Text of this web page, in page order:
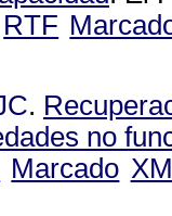
RTF
.
no
Marcado